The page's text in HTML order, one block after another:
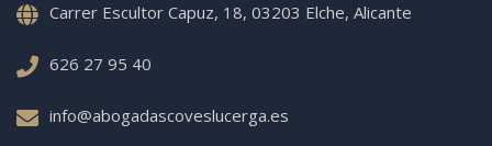
Carrer Escultor Capuz, 18, 03203 Elche, Alicante
626 27 95 40
info@abogadascoveslucerga.es